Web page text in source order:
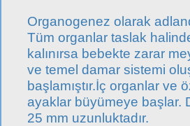
Organogenez olarak
Tüm organlar taslak
kalınırsa bebekte zarar
ve temel damar sistemi
başlamıştır.İç organlar ve
ayaklar büyümeye başlar.
25 mm uzunluktadır.